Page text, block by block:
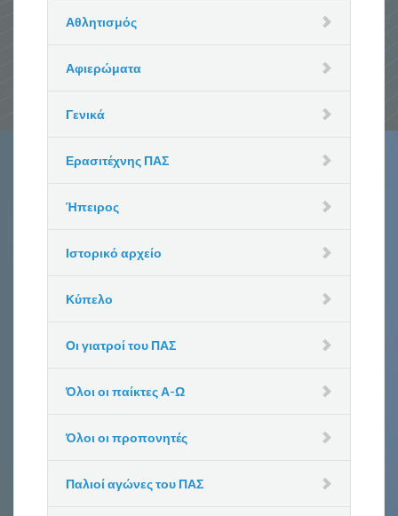
Αθλητισμός
Αφιερώματα
Γενικά
Ερασιτέχνης ΠΑΣ
Ήπειρος
Ιστορικό αρχείο
Κύπελο
Οι γιατροί του ΠΑΣ
Όλοι οι παίκτες Α-Ω
Όλοι οι προπονητές
Παλιοί αγώνες του ΠΑΣ